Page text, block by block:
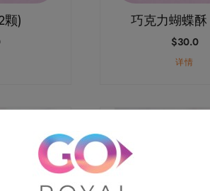
颗) 巧克力蝴蝶酥
$30.0
详情